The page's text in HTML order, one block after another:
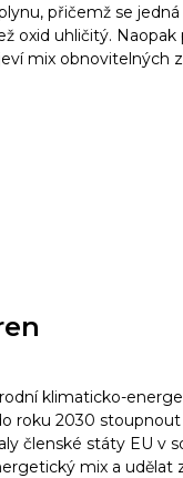
přičemž se
oxid uhličitý.
mix obnovitelných
klimaticko-
roku 2030
členské státy EU v
mix a udělat